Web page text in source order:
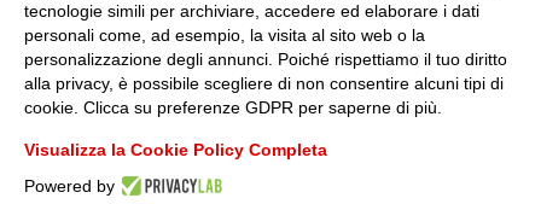
Media
Whistleblowing
tecnologie simili per archiviare, accedere ed elaborare i dati
personali come, ad esempio, la visita al sito web o la
personalizzazione degli annunci. Poiché rispettiamo il tuo diritto
alla privacy, è possibile scegliere di non consentire alcuni tipi di
cookie. Clicca su preferenze GDPR per saperne di più.
Visualizza la Cookie Policy Completa
Powered by